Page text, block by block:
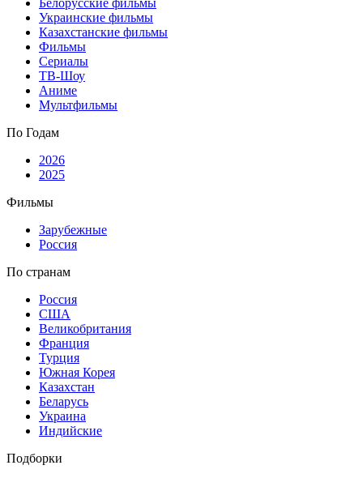
Белорусские фильмы
Украинские фильмы
Казахстанские фильмы
Фильмы
Сериалы
ТВ-Шоу
Аниме
Мультфильмы
По Годам
2026
2025
Фильмы
Зарубежные
Россия
По странам
Россия
США
Великобритания
Франция
Турция
Южная Корея
Казахстан
Беларусь
Украина
Индийские
Подборки